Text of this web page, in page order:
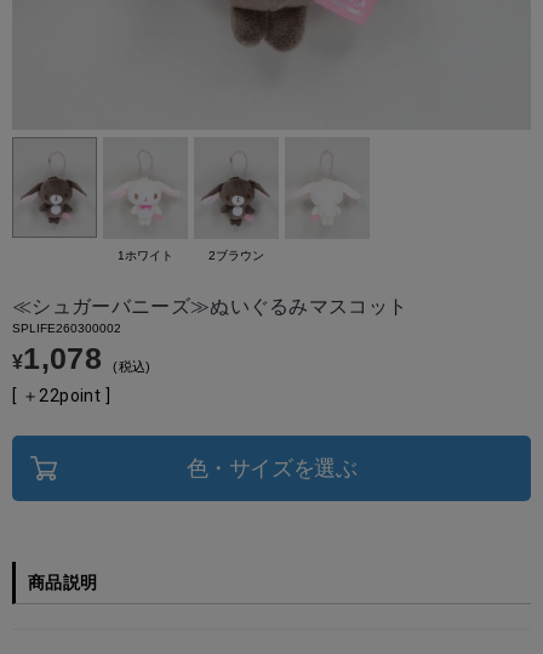
≪シュガーバニーズ≫ぬいぐるみマスコット
SPLIFE260300002
¥1,078 税込
[ ＋ 22point ]
色・サイズを選ぶ
商品説明
1ホワイト 2ブラウン